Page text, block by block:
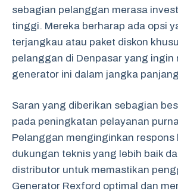
sebagian pelanggan merasa
tinggi. Mereka berharap ada opsi
terjangkau atau paket diskon
pelanggan di Denpasar yang ingin
generator ini dalam jangka
Saran yang diberikan sebagian
pada peningkatan pelayanan
Pelanggan menginginkan respons
dukungan teknis yang lebih baik
distributor untuk memastikan
Generator Rexford optimal dan